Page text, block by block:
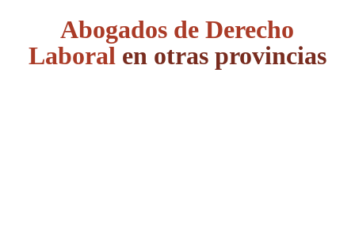
Abogados de Derecho
Laboral en otras provincias